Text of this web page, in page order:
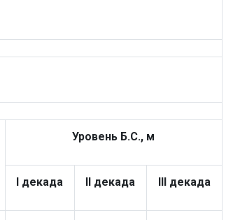
Уровень Б.С., м
I декада II декада III декада